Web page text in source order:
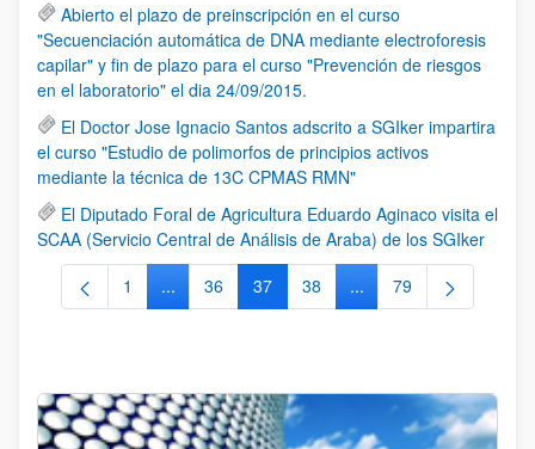
Abierto el plazo de preinscripción en el curso
"Secuenciación automática de DNA mediante electroforesis
capilar" y fin de plazo para el curso "Prevención de riesgos
en el laboratorio" el dia 24/09/2015.
El Doctor Jose Ignacio Santos adscrito a SGIker impartira
el curso "Estudio de polimorfos de principios activos
mediante la técnica de 13C CPMAS RMN"
El Diputado Foral de Agricultura Eduardo Aginaco visita el
SCAA (Servicio Central de Análisis de Araba) de los SGIker
Página
1 ...Páginas intermedias Use TAB para desplazarse.
Página
36 Página
37 Página
38 ...Páginas intermedias
Página
79